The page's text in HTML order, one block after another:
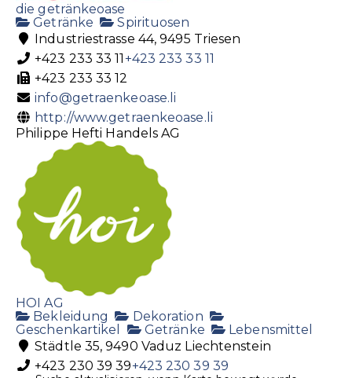
die getränkeoase
Getränke
Spirituosen
Industriestrasse 44, 9495 Triesen
+423 233 33 11+423 233 33 11
+423 233 33 12
info@getraenkeoase.li
http://www.getraenkeoase.li
Philippe Hefti Handels AG
HOI AG
Bekleidung
Dekoration
Geschenkartikel
Getränke
Lebensmittel
Städtle 35, 9490 Vaduz Liechtenstein
+423 230 39 39+423 230 39 39